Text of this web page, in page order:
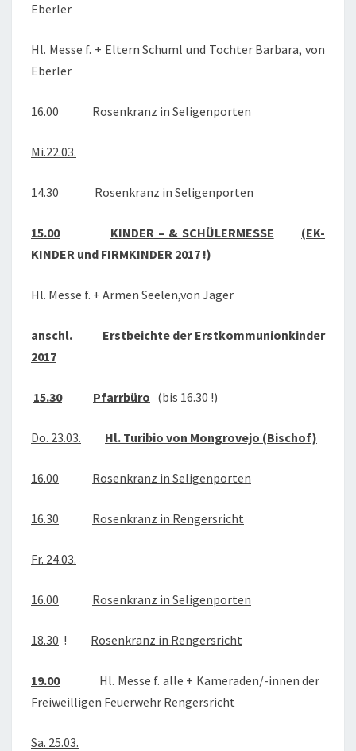
Eberler
Hl. Messe f. + Eltern Schuml und Tochter Barbara, von
Eberler
16.00 Rosenkranz in Seligenporten
Mi.22.03.
14.30 Rosenkranz in Seligenporten
15.00 KINDER – & SCHÜLERMESSE
(EK-
KINDER und FIRMKINDER 2017 !)
Hl. Messe f. + Armen Seelen,von Jäger
anschl.
Erstbeichte der Erstkommunionkinder
2017
15.30 Pfarrbüro (bis 16.30 !)
Do. 23.03. Hl. Turibio von Mongrovejo (Bischof)
16.00 Rosenkranz in Seligenporten
16.30 Rosenkranz in Rengersricht
Fr. 24.03.
16.00 Rosenkranz in Seligenporten
18.30 ! Rosenkranz in Rengersricht
19.00Hl. Messe f. alle + Kameraden/-innen der
Freiweilligen Feuerwehr Rengersricht
Sa. 25.03.